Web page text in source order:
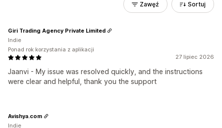
Zawęź Sortuj
27 lipiec 2026
Jaanvi - My issue was resolved quickly, and the instructions
were clear and helpful, thank you the support
Giri Trading Agency Private Limited
Indie
Ponad rok korzystania z aplikacji
Avishya.com
Indie